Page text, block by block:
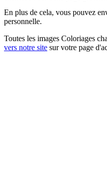
En plus de cela, vous pouvez
personnelle.
Toutes les images Coloriages
vers notre site sur votre page